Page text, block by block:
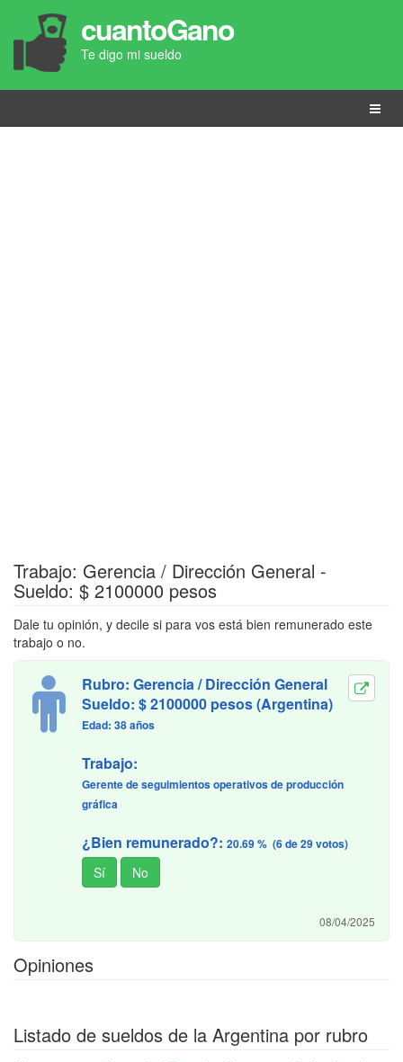
cuantoGano
Te digo mi sueldo
Menú
Trabajo: Gerencia / Dirección General -
Sueldo: $ 2100000 pesos
Dale tu opinión, y decile si para vos está bien remunerado este
trabajo o no.
Rubro: Gerencia / Dirección General
Sueldo: $ 2100000 pesos (Argentina)
Edad: 38 años
Trabajo:
Gerente de seguimientos operativos de producción
gráfica
¿Bien remunerado?: 20.69 % (6 de 29 votos)
08/04/2025
Opiniones
Listado de sueldos de la Argentina por rubro